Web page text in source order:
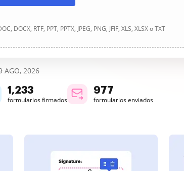
RTF, PPT, PPTX, JPEG, PNG, JFIF, XLS, XLSX o TXT
AGO, 2026
1,233
formularios firmados
977
formularios enviados